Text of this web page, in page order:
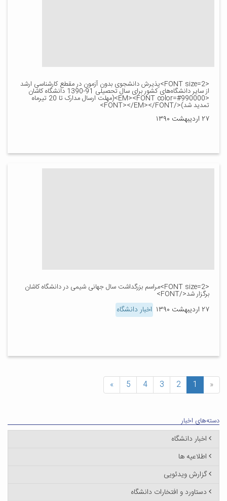
<FONT size=2>پذیرش دانشجوی بدون آزمون در مقطع کارشناسی ارشد
از سایر دانشگاه‌های کشور برای سال تحصیلی 91-1390 دانشگاه کاشان
<EM><FONT color=#990000>(مهلت ارسال مدارک تا 20 تیرماه
تمدید شد)</FONT></EM></FONT>
۲۷ اردیبهشت ۱۳۹۰
<FONT size=2>مراسم بزرگداشت سال جهانی شیمی در دانشگاه کاشان
برگزار شد</FONT>
۲۷ اردیبهشت ۱۳۹۰ اخبار دانشگاه
«
1
2
3
4
5
»
دسته‌های اخبار
اخبار دانشگاه
اطلاعیه ها
گزارش ویدئویی
دستاورد و افتخارات دانشگاه